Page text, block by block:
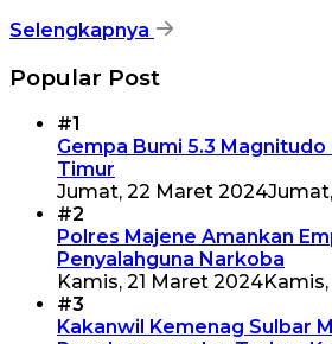
Selengkapnya
Popular Post
#1
Gempa Bumi 5.3 Magnitudo
Timur
Jumat, 22 Maret 2024
#2
Polres Majene Amankan
Penyalahguna Narkoba
Kamis, 21 Maret 2024
#3
Kakanwil Kemenag Sulbar